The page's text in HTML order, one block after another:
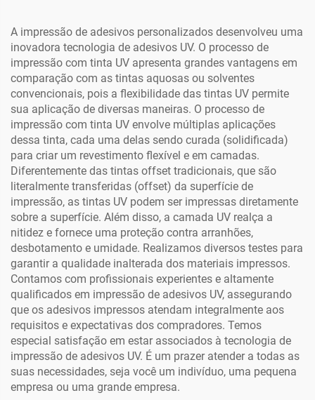
A impressão de adesivos personalizados desenvolveu uma
inovadora tecnologia de adesivos UV. O processo de
impressão com tinta UV apresenta grandes vantagens em
comparação com as tintas aquosas ou solventes
convencionais, pois a flexibilidade das tintas UV permite
sua aplicação de diversas maneiras. O processo de
impressão com tinta UV envolve múltiplas aplicações
dessa tinta, cada uma delas sendo curada (solidificada)
para criar um revestimento flexível e em camadas.
Diferentemente das tintas offset tradicionais, que são
literalmente transferidas (offset) da superfície de
impressão, as tintas UV podem ser impressas diretamente
sobre a superfície. Além disso, a camada UV realça a
nitidez e fornece uma proteção contra arranhões,
desbotamento e umidade. Realizamos diversos testes para
garantir a qualidade inalterada dos materiais impressos.
Contamos com profissionais experientes e altamente
qualificados em impressão de adesivos UV, assegurando
que os adesivos impressos atendam integralmente aos
requisitos e expectativas dos compradores. Temos
especial satisfação em estar associados à tecnologia de
impressão de adesivos UV. É um prazer atender a todas as
suas necessidades, seja você um indivíduo, uma pequena
empresa ou uma grande empresa.